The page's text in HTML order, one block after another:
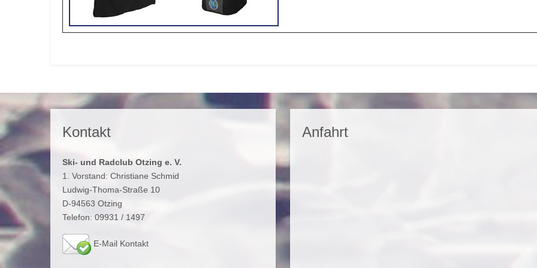
Kontakt
Ski- und Radclub Otzing e. V.
1. Vorstand: Christiane Schmid
Ludwig-Thoma-Straße 10
D-94563 Otzing
Telefon: 09931 / 1497
E-Mail Kontakt
Anfahrt